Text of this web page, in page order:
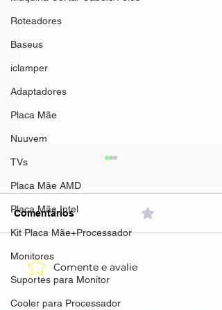
Roteadores
Baseus
iclamper
Adaptadores
Placa Mãe
Nuuvem
TVs
Placa Mãe AMD
Placa Mãe Intel
Kit Placa Mãe+Processador
Monitores
Suportes para Monitor
Cooler para Processador
Mifa A90 Speaker 60w
Preto(AliExpress)Preto-
R$263,09🇧🇷Produto no
Comentários
Comente e avalie